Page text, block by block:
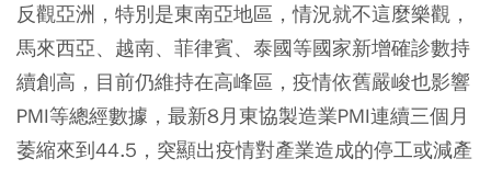
反觀亞洲，特別是東南亞地區，情況就不這麼樂觀，
馬來西亞、越南、菲律賓、泰國等國家新增確診數持
續創高，目前仍維持在高峰區，疫情依舊嚴峻也影響
PMI等總經數據，最新8月東協製造業PMI連續三個月
萎縮來到44.5，突顯出疫情對產業造成的停工或減產